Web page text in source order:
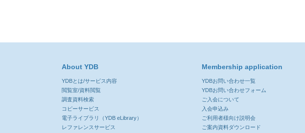
About YDB
YDBとは/サービス内容
閲覧室/資料閲覧
調査資料検索
コピーサービス
電子ライブラリ（YDB eLibrary）
レファレンスサービス
Membership application
YDBお問い合わせ一覧
YDBお問い合わせフォーム
ご入会について
入会申込み
ご利用者様向け説明会
ご案内資料ダウンロード